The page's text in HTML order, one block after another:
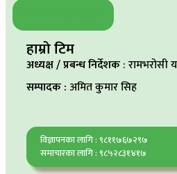
हाम्रो टिम
अध्यक्ष / प्रबन्ध निर्देशक: रामभरोसी
सम्पादक :अमित कुमार सिह
विज्ञापनका लागि : ९८११७६७२९७
समाचारका लागि : ९८५२८३१४१७